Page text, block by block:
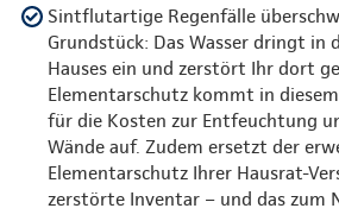
Sintflutartige Regenfälle
Grundstück: Das Wasser dringt in
Hauses ein und zerstört Ihr dort
Elementarschutz kommt in
für die Kosten zur Entfeuchtung
Wände auf. Zudem ersetzt der
Elementarschutz Ihrer Hausrat-
zerstörte Inventar – und das zum